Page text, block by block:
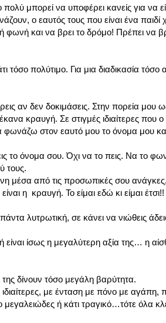
μπορεί να υποφέρει κανείς για να
ο εαυτός τους που είναι ένα παιδί
φωνή και να βρει το δρόμο! Πρέπει να
πολύτιμο. Για μια διαδικασία τόσο
αν δεν δοκιμάσεις. Στην πορεία μου
κραυγή. Σε στιγμές ιδιαίτερες που
φωνάζω στον εαυτό μου το όνομα μου
όνομα σου. Όχι να το πεις. Να το
τους.
μέσα από τις προσωπικές σου
η κραυγή. Το είμαι εδώ κι είμαι έτσι!!
λυτρωτική, σε κάνει να νιώθεις
ίσως η μεγαλύτερη αξία της… η
δίνουν τόσο μεγάλη βαρύτητα.
ιδιαίτερες, με ένταση με πόνο με
ή κάτι τραγικό…τότε όλα